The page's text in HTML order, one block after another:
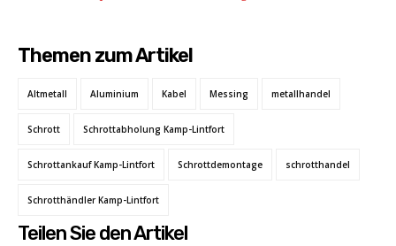
Themen zum Artikel
Altmetall Aluminium Kabel Messing metallhandel
Schrott Schrottabholung Kamp-Lintfort
Schrottankauf Kamp-Lintfort Schrottdemontage schrotthandel
Schrotthändler Kamp-Lintfort
Teilen Sie den Artikel